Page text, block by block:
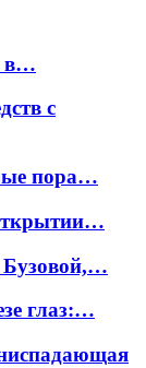
в…
с
пора…
Бузовой,…
глаз:…